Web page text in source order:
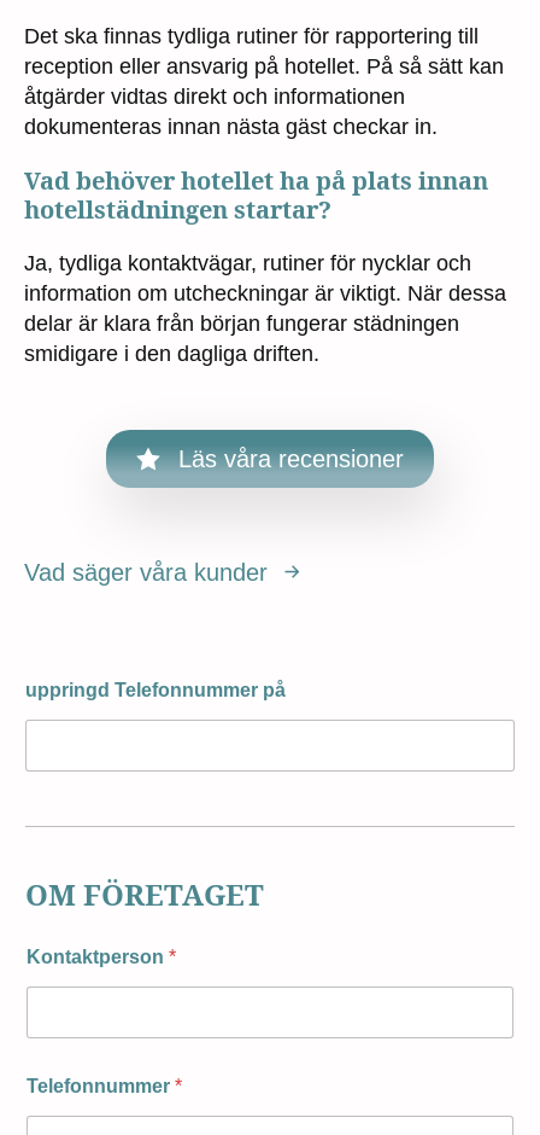
Det ska finnas tydliga rutiner för rapportering till
reception eller ansvarig på hotellet. På så sätt kan
åtgärder vidtas direkt och informationen
dokumenteras innan nästa gäst checkar in.
Vad behöver hotellet ha på plats innan
hotellstädningen startar?
Ja, tydliga kontaktvägar, rutiner för nycklar och
information om utcheckningar är viktigt. När dessa
delar är klara från början fungerar städningen
smidigare i den dagliga driften.
Läs våra recensioner
Vad säger våra kunder
uppringd Telefonnummer på
OM FÖRETAGET
Kontaktperson *
Telefonnummer *